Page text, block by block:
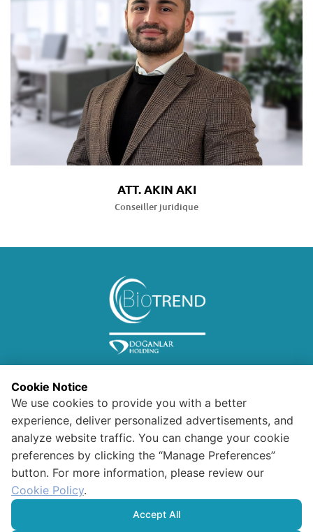
ATT. AKIN AKI
Conseiller juridique
Confidentiality and Security
Polıcy For Data Protectıon And
Information for Visitors
Cookie Notice
We use cookies to provide you with a better
experience, deliver personalized advertisements, and
analyze website traffic. You can change your cookie
preferences by clicking the “Manage Preferences”
button. For more information, please review our
Cookie Policy.
Accept All